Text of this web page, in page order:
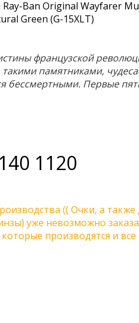
французской
памятниками,
бессмертными. Первые
1120
(( Очки, а
уже невозможно
производятся и